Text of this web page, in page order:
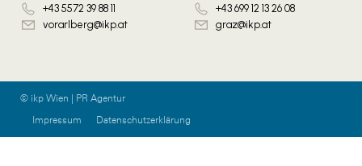
+43 5572 39 88 11
vorarlberg@ikp.at
+43 699 12 13 26 08
graz@ikp.at
© ikp Wien | PR Agentur
Impressum
Datenschutzerklärung